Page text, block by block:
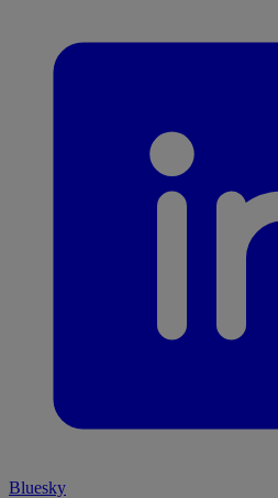
Bluesky